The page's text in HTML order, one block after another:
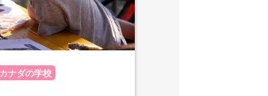
カナダの学校